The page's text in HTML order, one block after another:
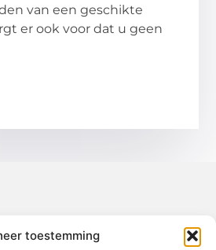
toestemming
van een geschikte
er ook voor dat u geen
en tips uit het dagelijks leven.